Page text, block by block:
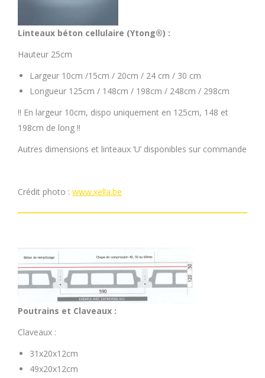
Linteaux béton cellulaire (Ytong®) :
Hauteur 25cm
Largeur 10cm /15cm / 20cm / 24 cm / 30 cm
Longueur 125cm / 148cm / 198cm / 248cm / 298cm
!! En largeur 10cm, dispo uniquement en 125cm, 148 et
198cm de long !!
Autres dimensions et linteaux ‘U’ disponibles sur commande
Crédit photo : www.xella.be
Poutrains et Claveaux :
Claveaux :
31x20x12cm
49x20x12cm